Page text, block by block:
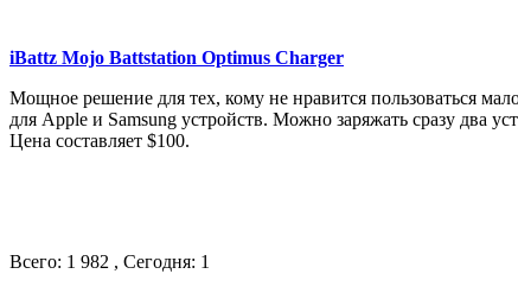
iBattz Mojo Battstation Optimus Charger
Мощное решение для тех, кому не нравится пользоваться
для Apple и Samsung устройств. Можно заряжать сразу два
Цена составляет $100.
Всего: 1 982 , Сегодня: 1